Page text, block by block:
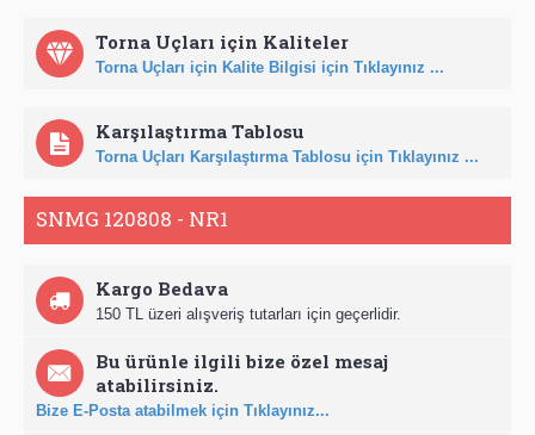
Torna Uçları için Kaliteler
Torna Uçları için Kalite Bilgisi için Tıklayınız ...
Karşılaştırma Tablosu
Torna Uçları Karşılaştırma Tablosu için Tıklayınız ...
SNMG 120808 - NR1
Kargo Bedava
150 TL üzeri alışveriş tutarları için geçerlidir.
Bu ürünle ilgili bize özel mesaj
atabilirsiniz.
Bize E-Posta atabilmek için Tıklayınız...